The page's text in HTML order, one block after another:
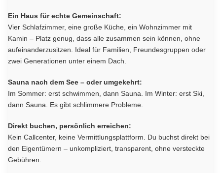
Ein Haus für echte Gemeinschaft:
Vier Schlafzimmer, eine große Küche, ein Wohnzimmer mit
Kamin – Platz genug, dass alle zusammen sein können, ohne
aufeinanderzusitzen. Ideal für Familien, Freundesgruppen oder
zwei Generationen unter einem Dach.
Sauna nach dem See – oder umgekehrt:
Im Sommer: erst schwimmen, dann Sauna. Im Winter: erst Ski,
dann Sauna. Es gibt schlimmere Probleme.
Direkt buchen, persönlich erreichen:
Kein Callcenter, keine Vermittlungsplattform. Du buchst direkt bei
den Eigentümern – unkompliziert, transparent, ohne versteckte
Gebühren.